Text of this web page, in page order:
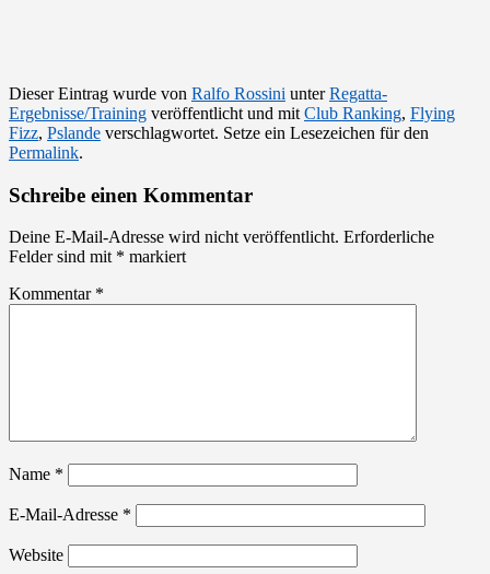
Dieser Eintrag wurde von Ralfo Rossini unterRegatta-
Ergebnisse/Training veröffentlicht und mit Club Ranking, Flying
Fizz, Pslande verschlagwortet. Setze ein Lesezeichen für den
Permalink.
Schreibe einen Kommentar
Deine E-Mail-Adresse wird nicht veröffentlicht. Erforderliche
Felder sind mit * markiert
Kommentar *
Name *
E-Mail-Adresse *
Website